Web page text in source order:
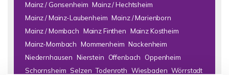
Mainz / Gonsenheim Mainz / Hechtsheim
Mainz / Mainz-Laubenheim Mainz / Marienborn
Mainz / Mombach Mainz Finthen Mainz Kostheim
Mainz-Mombach Mommenheim Nackenheim
Niedernhausen Nierstein Offenbach
Oppenheim
Schornsheim Selzen Todenroth Wiesbaden Wörrstadt